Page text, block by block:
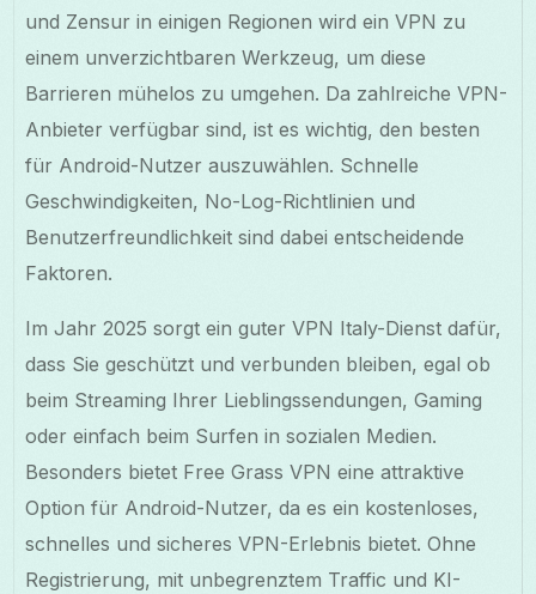
und Zensur in einigen Regionen wird ein VPN zu
einem unverzichtbaren Werkzeug, um diese
Barrieren mühelos zu umgehen. Da zahlreiche VPN-
Anbieter verfügbar sind, ist es wichtig, den besten
für Android-Nutzer auszuwählen. Schnelle
Geschwindigkeiten, No-Log-Richtlinien und
Benutzerfreundlichkeit sind dabei entscheidende
Faktoren.
Im Jahr 2025 sorgt ein guter VPN Italy-Dienst dafür,
dass Sie geschützt und verbunden bleiben, egal ob
beim Streaming Ihrer Lieblingssendungen, Gaming
oder einfach beim Surfen in sozialen Medien.
Besonders bietet Free Grass VPN eine attraktive
Option für Android-Nutzer, da es ein kostenloses,
schnelles und sicheres VPN-Erlebnis bietet. Ohne
Registrierung, mit unbegrenztem Traffic und KI-